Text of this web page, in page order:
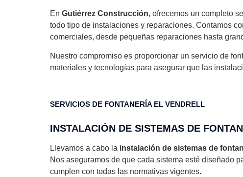
En Gutiérrez Construcción, ofrecemos un completo
todo tipo de instalaciones y reparaciones. Contamos
comerciales, desde pequeñas reparaciones hasta
Nuestro compromiso es proporcionar un servicio de
materiales y tecnologías para asegurar que las
SERVICIOS DE FONTANERÍA EL VENDRELL
INSTALACIÓN DE SISTEMAS DE
Llevamos a cabo la instalación de sistemas de
Nos aseguramos de que cada sistema esté diseñado
cumplen con todas las normativas vigentes.